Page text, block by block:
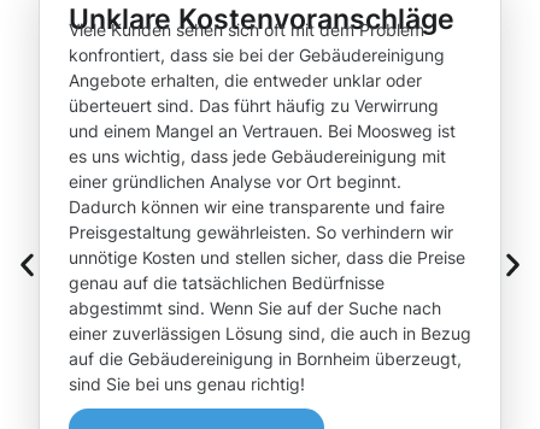
Unklare Kostenvoranschläge
Viele Kunden sehen sich oft mit dem Problem
konfrontiert, dass sie bei der Gebäudereinigung
Angebote erhalten, die entweder unklar oder
überteuert sind. Das führt häufig zu Verwirrung
und einem Mangel an Vertrauen. Bei Moosweg ist
es uns wichtig, dass jede Gebäudereinigung mit
einer gründlichen Analyse vor Ort beginnt.
Dadurch können wir eine transparente und faire
Preisgestaltung gewährleisten. So verhindern wir
unnötige Kosten und stellen sicher, dass die Preise
genau auf die tatsächlichen Bedürfnisse
abgestimmt sind. Wenn Sie auf der Suche nach
einer zuverlässigen Lösung sind, die auch in Bezug
auf die Gebäudereinigung in Bornheim überzeugt,
sind Sie bei uns genau richtig!